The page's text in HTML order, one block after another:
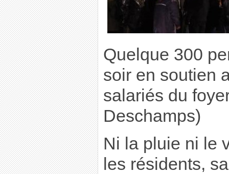
Quelque 300
soir en soutien
salariés du
Deschamps)
Ni la pluie ni le
les résidents,